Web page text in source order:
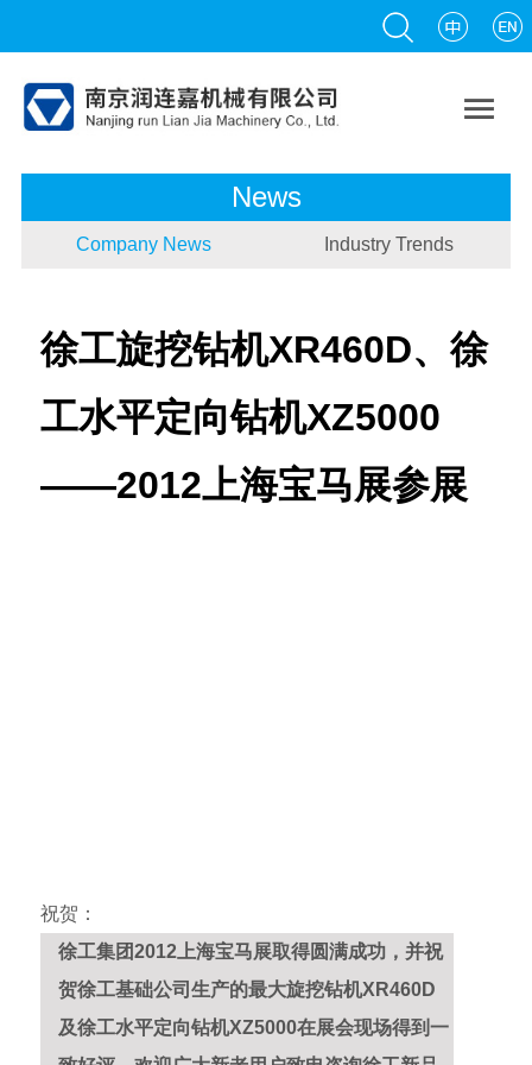

News
Company News Industry Trends
徐工旋挖钻机XR460D、徐
工水平定向钻机XZ5000
——2012上海宝马展参展
祝贺：
徐工集团2012上海宝马展取得圆满成功，并祝
贺徐工基础公司生产的最大旋挖钻机XR460D
及徐工水平定向钻机XZ5000在展会现场得到一